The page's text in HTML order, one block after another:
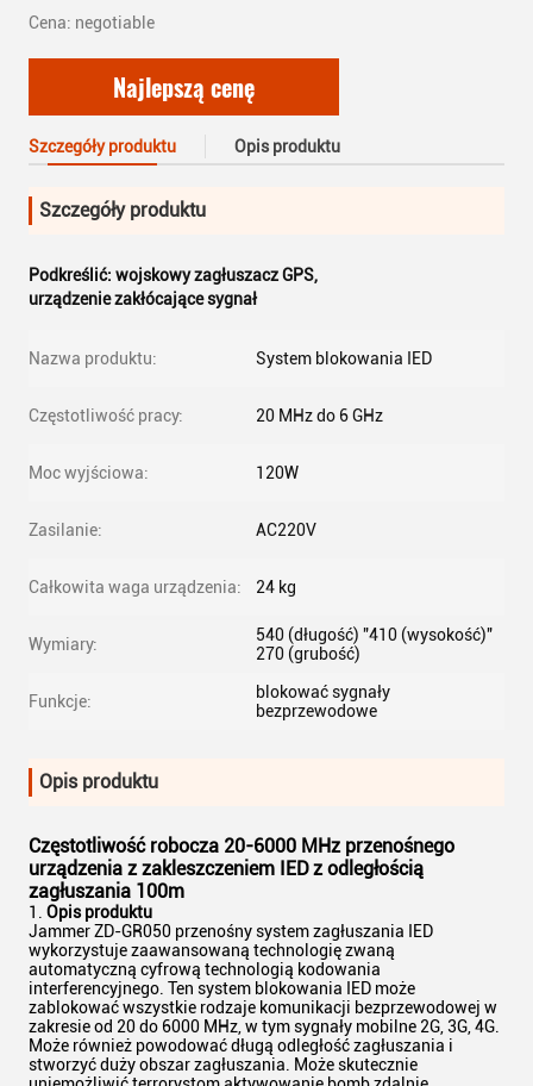
Cena: negotiable
Najlepszą cenę
Szczegóły produktu Opis produktu
Szczegóły produktu
Podkreślić: wojskowy zagłuszacz GPS,
urządzenie zakłócające sygnał
Nazwa produktu: System blokowania IED
Częstotliwość pracy: 20 MHz do 6 GHz
Moc wyjściowa: 120W
Zasilanie: AC220V
Całkowita waga urządzenia: 24 kg
Wymiary:
540 (długość) "410 (wysokość)"
270 (grubość)
Funkcje:
blokować sygnały
bezprzewodowe
Opis produktu
Częstotliwość robocza 20-6000 MHz przenośnego
urządzenia z zakleszczeniem IEDz odległością
zagłuszania 100m
Opis produktu
Jammer ZD-GR050 przenośny system zagłuszania IED
wykorzystuje zaawansowaną technologię zwaną
automatyczną cyfrową technologią kodowania
interferencyjnego. Ten system blokowania IED może
zablokować wszystkie rodzaje komunikacji bezprzewodowej w
zakresie od 20 do 6000 MHz, w tym sygnały mobilne 2G, 3G, 4G.
Może również powodować długą odległość zagłuszania i
stworzyć duży obszar zagłuszania. Może skutecznie